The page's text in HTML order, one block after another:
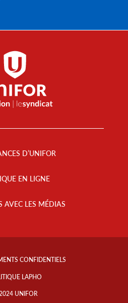
D’UNIFOR
EN LIGNE
AVEC LES MÉDIAS
CONFIDENTIELS
LAPHO
UNIFOR